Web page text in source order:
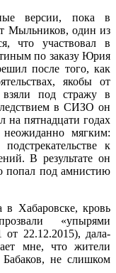
версии, пока в
Мыльников, один из
что участвовал в
по заказу Юрия
после того, как
якобы от
взяли под стражу в
в СИЗО он
на пятнадцати годах
мягким:
к
В результате он
попал под амнистию
в Хабаровске, кровь
«упырями
от 22.12.2015), дала-
мне, что жители
не слишком